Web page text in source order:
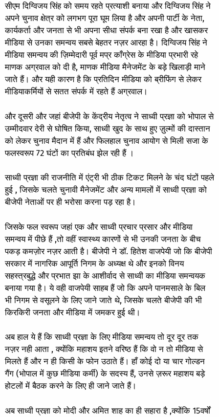
सीएम दिग्विजय सिंह को समय रहते प्रत्याशी बनाया और दिग्विजय सिंह ने
अपने चुनाव क्षेत्र को लगभग पूरा घूम लिया है और अपनी पार्टी के नेता,
कार्यकर्ता और जनता से भी अपना सीधा संपर्क बना रखा है और खासकर
मीडिया से उनका समन्वय सबसे बेहतर नज़र आरहा है। दिग्विजय सिंह ने
मीडिया समन्वय की ज़िम्मेदारी पूर्व मप्र काँग्रेस के मीडिया प्रभारी रहे
माणक अग्रवाल को दी है, माणक मीडिया मैनेजमेंट के बड़े खिलाड़ी माने
जाते हैं। और यही कारण है कि प्रतिदिन मीडिया को ब्रीफिंग से लेकर
मीडियाकर्मियों से सतत संपर्क में रहते हैं अग्रवाल।
और दूसरी और जहां बीजेपी के केंद्रीय नेतृत्व ने साध्वी प्रज्ञा को भोपाल से
उम्मीदवार देरी से घोषित किया, साध्वी खुद के साथ हुए ज़ुल्मों की दास्तान
को लेकर चुनाव मैदान में हैं और फिलहाल चुनाव आयोग से मिली सजा के
फलस्वरूप 72 घंटों का प्रतिबंध झेल रही हैं ।
साध्वी प्रज्ञा की राजनीति में एंट्री भी ठीक टिकट मिलने के चंद घंटों पहले
हुई , जिसके चलते चुनावी मैनेजमेंट और अन्य मामलों में साध्वी प्रज्ञा को
बीजेपी नेताओं पर ही भरोसा करना पड़ रहा है।
जिसके फल स्वरूप जहां एक और साध्वी प्रचार प्रसार और मीडिया
समन्वय में पीछे हैं ,तो वहीं स्वास्थ्य कारणों से भी उनकी जनता के बीच
पकड़ कमज़ोर नज़र आती है। बीजेपी ने डॉ. हितेश वाजपेयी जो कि बीजेपी
सरकार में नागरिक आपूर्ति निगम के अध्यक्ष थे और इनको विनय
सहस्त्रबुद्धे और प्रभात झा के आशीर्वाद से साध्वी का मीडिया समन्वयक
बनाया गया है। ये वही वाजपेयी साहब हैं जो कि अपने पानमसाले के बिल
भी निगम से वसूलने के लिए जाने जाते थे, जिसके चलते बीजेपी की भी
किरकिरी जनता और मीडिया में जमकर हुई थी।
अब हाल ये हैं कि साध्वी प्रज्ञा के लिए मीडिया समन्वय तो दूर दूर तक
नज़र नही आता , क्योंकि महाशय इतने वरिष्ठ हैं कि वो न तो मीडिया से
मिलते हैं और न ही किसी के फोन उठाते हैं। हाँ कोई दो या चार गोल्डन
गैंग (भोपाल में कुछ मीडिया कर्मी) के सदस्य हैं, उनसे ज़रूर महाशय बड़े
होटलों में बैठक करने के लिए ही जाने जाते हैं।
अब साध्वी प्रज्ञा को मोदी और अमित शाह का ही सहारा है ,क्योंकि 15वर्षों